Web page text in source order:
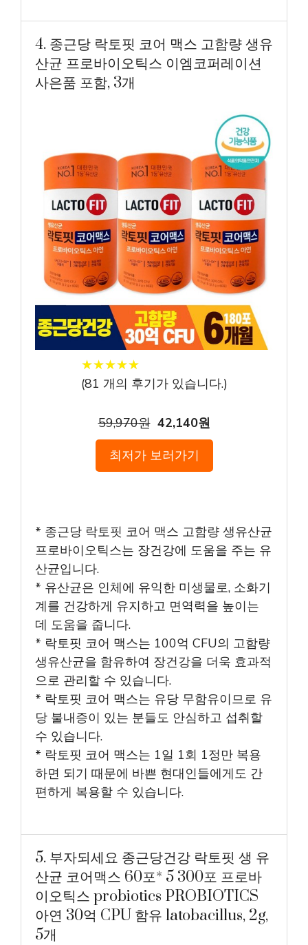
4. 종근당 락토핏 코어 맥스 고함량 생유
산균 프로바이오틱스 이엠코퍼레이션
사은품 포함, 3개
★★★★★
★★★★★
(81 개의 후기가 있습니다.)
59,970원 42,140원
최저가 보러가기
* 종근당 락토핏 코어 맥스 고함량 생유산균
프로바이오틱스는 장건강에 도움을 주는 유
산균입니다.
* 유산균은 인체에 유익한 미생물로, 소화기
계를 건강하게 유지하고 면역력을 높이는
데 도움을 줍니다.
* 락토핏 코어 맥스는 100억 CFU의 고함량
생유산균을 함유하여 장건강을 더욱 효과적
으로 관리할 수 있습니다.
* 락토핏 코어 맥스는 유당 무함유이므로 유
당 불내증이 있는 분들도 안심하고 섭취할
수 있습니다.
* 락토핏 코어 맥스는 1일 1회 1정만 복용
하면 되기 때문에 바쁜 현대인들에게도 간
편하게 복용할 수 있습니다.
5. 부자되세요 종근당건강 락토핏 생 유
산균 코어맥스 60포* 5 300포 프로바
이오틱스 probiotics PROBIOTICS
아연 30억 CPU 함유 latobacillus, 2g,
5개